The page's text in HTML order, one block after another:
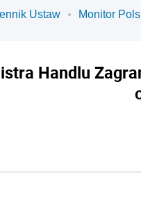
Ustaw Monitor
Handlu